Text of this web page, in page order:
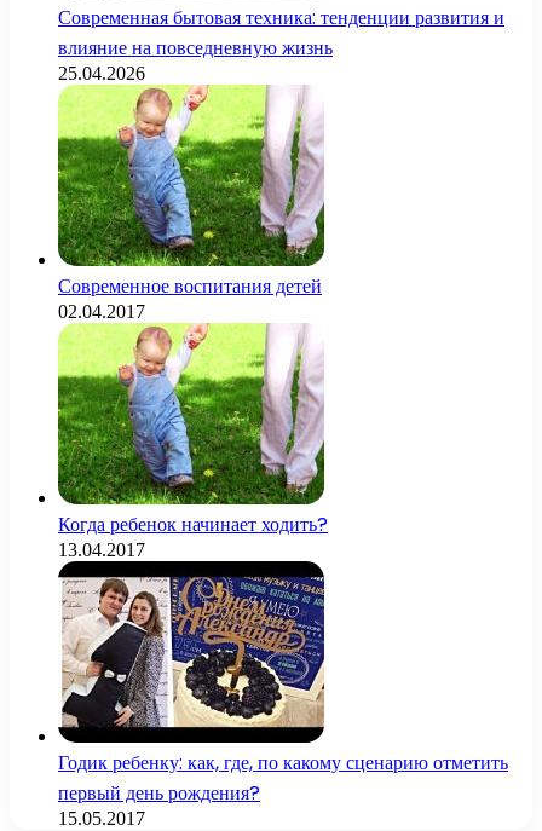
Современная бытовая техника: тенденции развития и
влияние на повседневную жизнь
25.04.2026
Современное воспитания детей
02.04.2017
Когда ребенок начинает ходить?
13.04.2017
Годик ребенку: как, где, по какому сценарию отметить
первый день рождения?
15.05.2017